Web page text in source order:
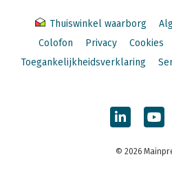
Thuiswinkel waarborg
Colofon
Privacy Cookies
Toegankelijkheidsverklaring
© 2026